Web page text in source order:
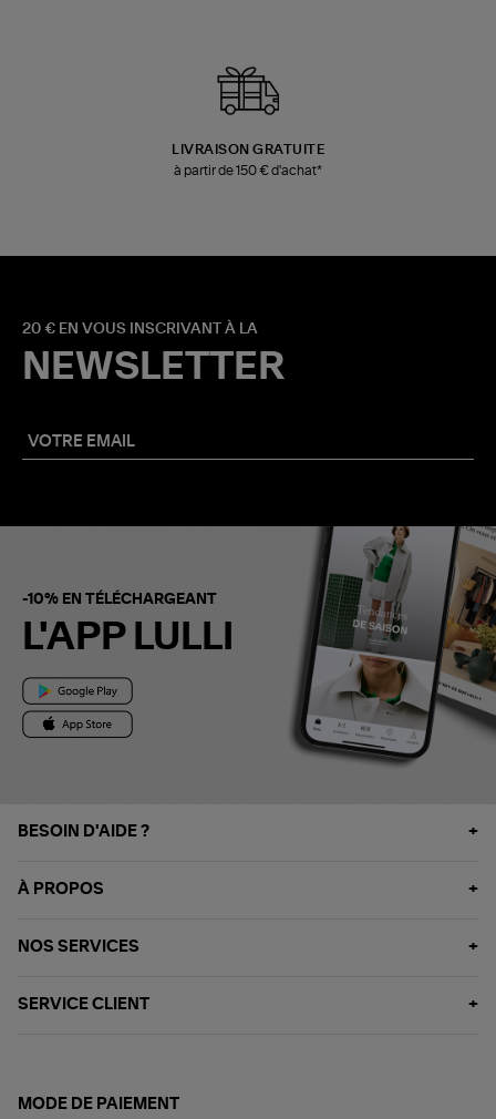
LIVRAISON GRATUITE
à partir de 150 € d'achat*
20 € EN VOUS INSCRIVANT À LA
NEWSLETTER
-10% EN TÉLÉCHARGEANT
L'APP LULLI
BESOIN D'AIDE ?
À PROPOS
NOS SERVICES
SERVICE CLIENT
MODE DE PAIEMENT